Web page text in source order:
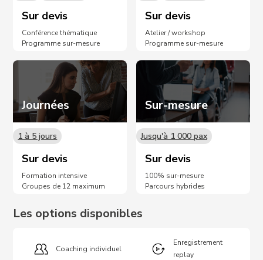
Sur devis
Conférence thématique
Programme sur-mesure
Sur devis
Atelier / workshop
Programme sur-mesure
Journées
1 à 5 jours
Sur devis
Formation intensive
Groupes de 12 maximum
Sur-mesure
Jusqu'à 1 000 pax
Sur devis
100% sur-mesure
Parcours hybrides
Les options disponibles
Coaching individuel
Enregistrement
replay